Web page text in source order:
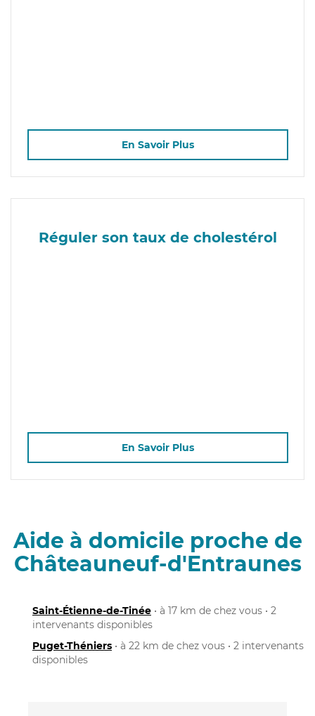
En Savoir Plus
Réguler son taux de cholestérol
En Savoir Plus
Aide à domicile proche de
Châteauneuf-d'Entraunes
Saint-Étienne-de-Tinée • à 17 km de chez vous • 2
intervenants disponibles
Puget-Théniers • à 22 km de chez vous • 2 intervenants
disponibles